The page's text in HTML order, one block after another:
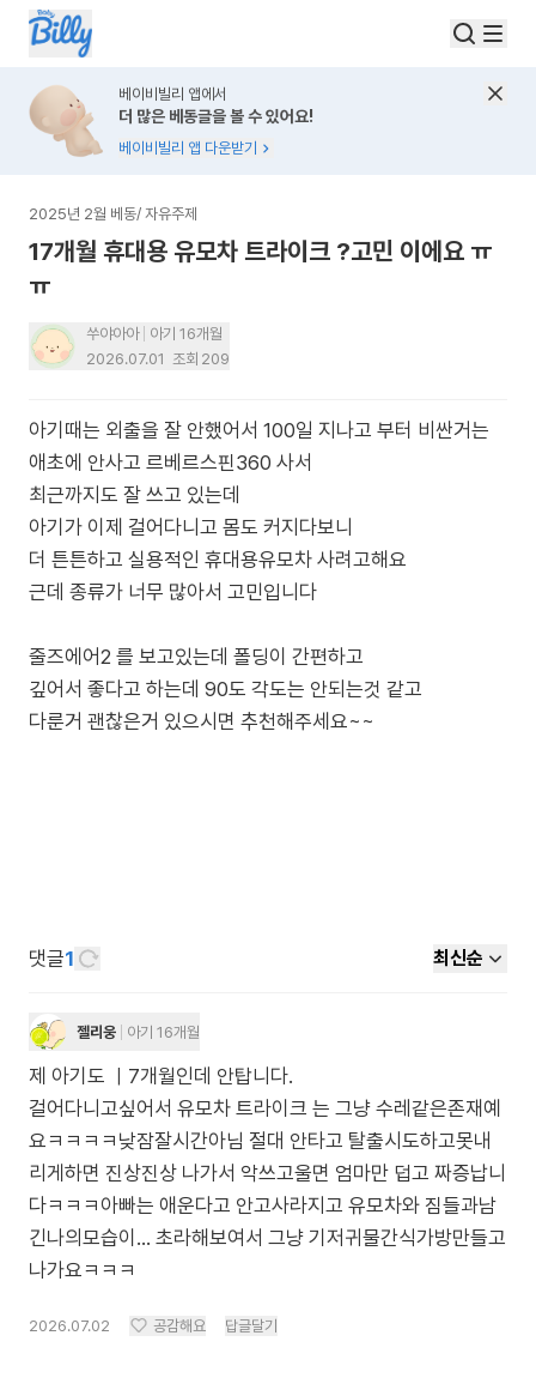
베이비빌리 앱에서
더 많은 베동글을 볼 수 있어요!
베이비빌리 앱 다운받기
2025년 2월 베동/ 자유주제
17개월 휴대용 유모차 트라이크 ?고민 이에요 ㅠ
ㅠ
쑤야아아
아기 16개월
2026.07.01 조회 209
아기때는 외출을 잘 안했어서 100일 지나고 부터 비싼거는
애초에 안사고 르베르스핀360 사서
최근까지도 잘 쓰고 있는데
아기가 이제 걸어다니고 몸도 커지다보니
더 튼튼하고 실용적인 휴대용유모차 사려고해요
근데 종류가 너무 많아서 고민입니다
줄즈에어2 를 보고있는데 폴딩이 간편하고
깊어서 좋다고 하는데 90도 각도는 안되는것 같고
댓글1 최신순
젤리웅 아기 16개월
제 아기도 ㅣ7개월인데 안탑니다.
걸어다니고싶어서 유모차 트라이크 는 그냥 수레같은존재예
요ㅋㅋㅋㅋ낮잠잘시간아님 절대 안타고 탈출시도하고못내
리게하면 진상진상 나가서 악쓰고울면 엄마만 덥고 짜증납니
다ㅋㅋㅋ아빠는 애운다고 안고사라지고 유모차와 짐들과남
긴나의모습이... 초라해보여서 그냥 기저귀물간식가방만들고
나가요ㅋㅋㅋ
2026.07.02 공감해요 답글달기